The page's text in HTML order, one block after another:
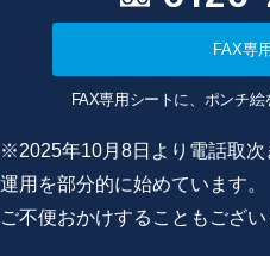
FAX専
FAX専用シートに、ポンチ絵
※2025年10月8日より電話取
運用を部分的に始めています。
ご不便おかけすることもござ